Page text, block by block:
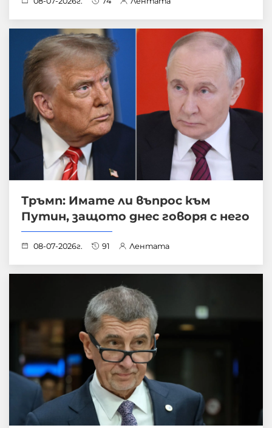
Тръмп: Имате ли въпрос към
Путин, защото днес говоря с него
08-07-2026г. 91 Лентата